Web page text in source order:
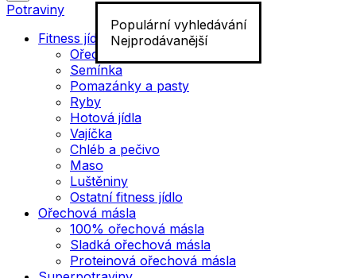
Populární vyhledávání
Nejprodávanější
Potraviny
Fitness jídlo
Ořechy
Semínka
Pomazánky a pasty
Ryby
Hotová jídla
Vajíčka
Chléb a pečivo
Maso
Luštěniny
Ostatní fitness jídlo
Ořechová másla
100% ořechová másla
Sladká ořechová másla
Proteinová ořechová másla